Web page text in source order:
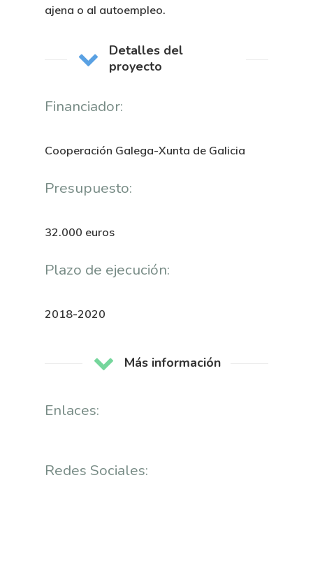
ajena o al autoempleo.
Detalles del
proyecto
Financiador:
Cooperación Galega-Xunta de Galicia
Presupuesto:
32.000 euros
Plazo de ejecución:
2018-2020
Más información
Enlaces:
Redes Sociales:
Proyectos